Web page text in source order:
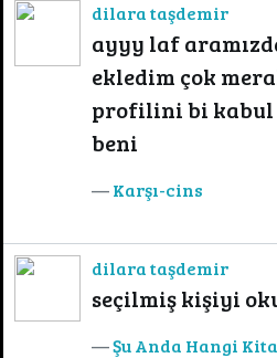
dilara taşdemir
ayyy laf
ekledim çok
profilini bi kabul
beni
Karşı-cins
dilara taşdemir
seçilmiş kişiyi
Şu Anda Hangi